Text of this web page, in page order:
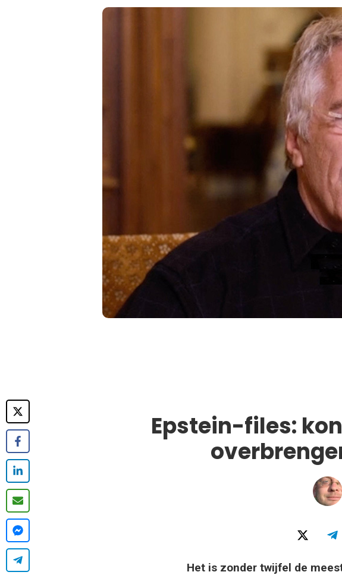
Epstein-files:
Het is zonder twijfel de